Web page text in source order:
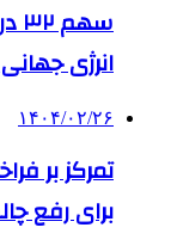
انرژی جهانی
۱۴۰۴/۰۲/۲۶
تمرکز بر
برای رفع